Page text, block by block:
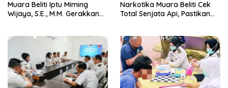
Muara Beliti Iptu Miming
Wijaya, S.E., M.M. Gerakkan
Narkotika Muara Beliti Cek
Total Senjata Api, Pastikan